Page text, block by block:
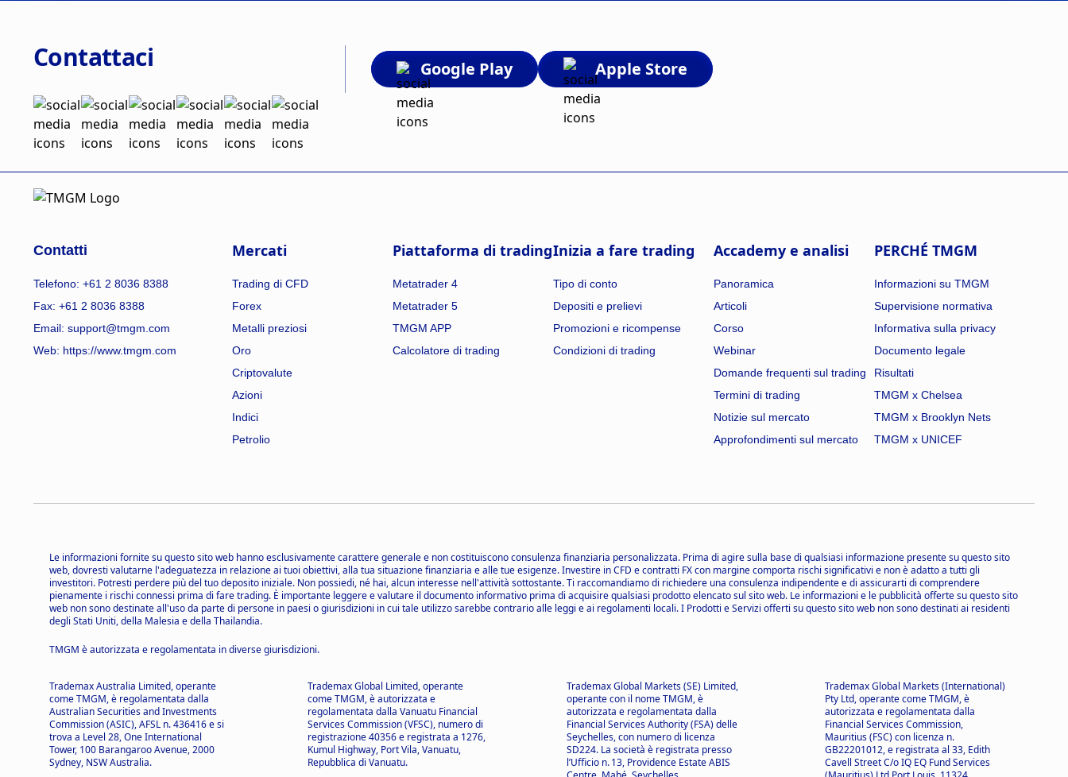
Contattaci Google Play Apple Store
Contatti
Telefono: +61 2 8036 8388
Fax: +61 2 8036 8388
Email: support@tmgm.com
Web: https://www.tmgm.com
Mercati
Trading di CFD
Forex
Metalli preziosi
Oro
Criptovalute
Azioni
Indici
Petrolio
Piattaforma di trading
Metatrader 4
Metatrader 5
TMGM APP
Calcolatore di trading
Inizia a fare trading
Tipo di conto
Depositi e prelievi
Promozioni e ricompense
Condizioni di trading
Accademy e analisi
Panoramica
Articoli
Corso
Webinar
Domande frequenti sul trading
Termini di trading
Notizie sul mercato
Approfondimenti sul mercato
PERCHÉ TMGM
Informazioni su TMGM
Supervisione normativa
Informativa sulla privacy
Documento legale
Risultati
TMGM x Chelsea
TMGM x Brooklyn Nets
TMGM x UNICEF
Le informazioni fornite su questo sito web hanno esclusivamente carattere generale e non costituiscono consulenza finanziaria personalizzata. Prima di agire sulla base di qualsiasi informazione presente su questo sito
web, dovresti valutarne l'adeguatezza in relazione ai tuoi obiettivi, alla tua situazione finanziaria e alle tue esigenze. Investire in CFD e contratti FX con margine comporta rischi significativi e non è adatto a tutti gli
investitori. Potresti perdere più del tuo deposito iniziale. Non possiedi, né hai, alcun interesse nell'attività sottostante. Ti raccomandiamo di richiedere una consulenza indipendente e di assicurarti di comprendere
pienamente i rischi connessi prima di fare trading. È importante leggere e valutare il documento informativo prima di acquisire qualsiasi prodotto elencato sul sito web. Le informazioni e le pubblicità offerte su questo sito
web non sono destinate all'uso da parte di persone in paesi o giurisdizioni in cui tale utilizzo sarebbe contrario alle leggi e ai regolamenti locali. I Prodotti e Servizi offerti su questo sito web non sono destinati ai residenti
degli Stati Uniti, della Malesia e della Thailandia.
TMGM è autorizzata e regolamentata in diverse giurisdizioni.
Trademax Australia Limited, operante
come TMGM, è regolamentata dalla
Australian Securities and Investments
Commission (ASIC), AFSL n. 436416 e si
trova a Level 28, One International
Tower, 100 Barangaroo Avenue, 2000
Sydney, NSW Australia.
Trademax Global Limited, operante
come TMGM, è autorizzata e
regolamentata dalla Vanuatu Financial
Services Commission (VFSC), numero di
registrazione 40356 e registrata a 1276,
Kumul Highway, Port Vila, Vanuatu,
Repubblica di Vanuatu.
Trademax Global Markets (SE) Limited,
operante con il nome TMGM, è
autorizzata e regolamentata dalla
Financial Services Authority (FSA) delle
Seychelles, con numero di licenza
SD224. La società è registrata presso
l’Ufficio n. 13, Providence Estate ABIS
Trademax Global Markets (International)
Pty Ltd, operante come TMGM, è
autorizzata e regolamentata dalla
Financial Services Commission,
Mauritius (FSC) con licenza n.
GB22201012, e registrata al 33, Edith
Cavell Street C/o IQ EQ Fund Services